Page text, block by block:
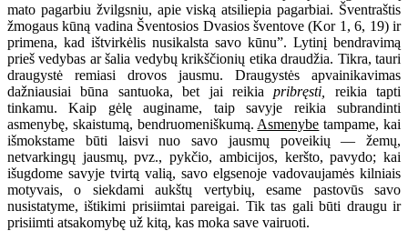
mato pagarbiu žvilgsniu, apie viską atsiliepia pagarbiai. Šventraštis
žmogaus kūną vadina Šventosios Dvasios šventove (Kor 1, 6, 19) ir
primena, kad ištvirkėlis nusikalsta savo kūnu”. Lytinį bendravimą
prieš vedybas ar šalia vedybų krikščionių etika draudžia. Tikra, tauri
draugystė remiasi drovos jausmu. Draugystės apvainikavimas
dažniausiai būna santuoka, bet jai reikiapribręsti,
reikia tapti
tinkamu. Kaip gėlę auginame, taip savyje reikia subrandinti
asmenybę, skaistumą, bendruomeniškumą. Asmenybe tampame, kai
išmokstame būti laisvi nuo savo jausmų poveikių — žemų,
netvarkingų jausmų, pvz., pykčio, ambicijos, keršto, pavydo; kai
išugdome savyje tvirtą valią, savo elgsenoje vadovaujamės kilniais
motyvais, o siekdami aukštų vertybių, esame pastovūs savo
nusistatyme, ištikimi prisiimtai pareigai. Tik tas gali būti draugu ir
prisiimti atsakomybę už kitą, kas moka save vairuoti.